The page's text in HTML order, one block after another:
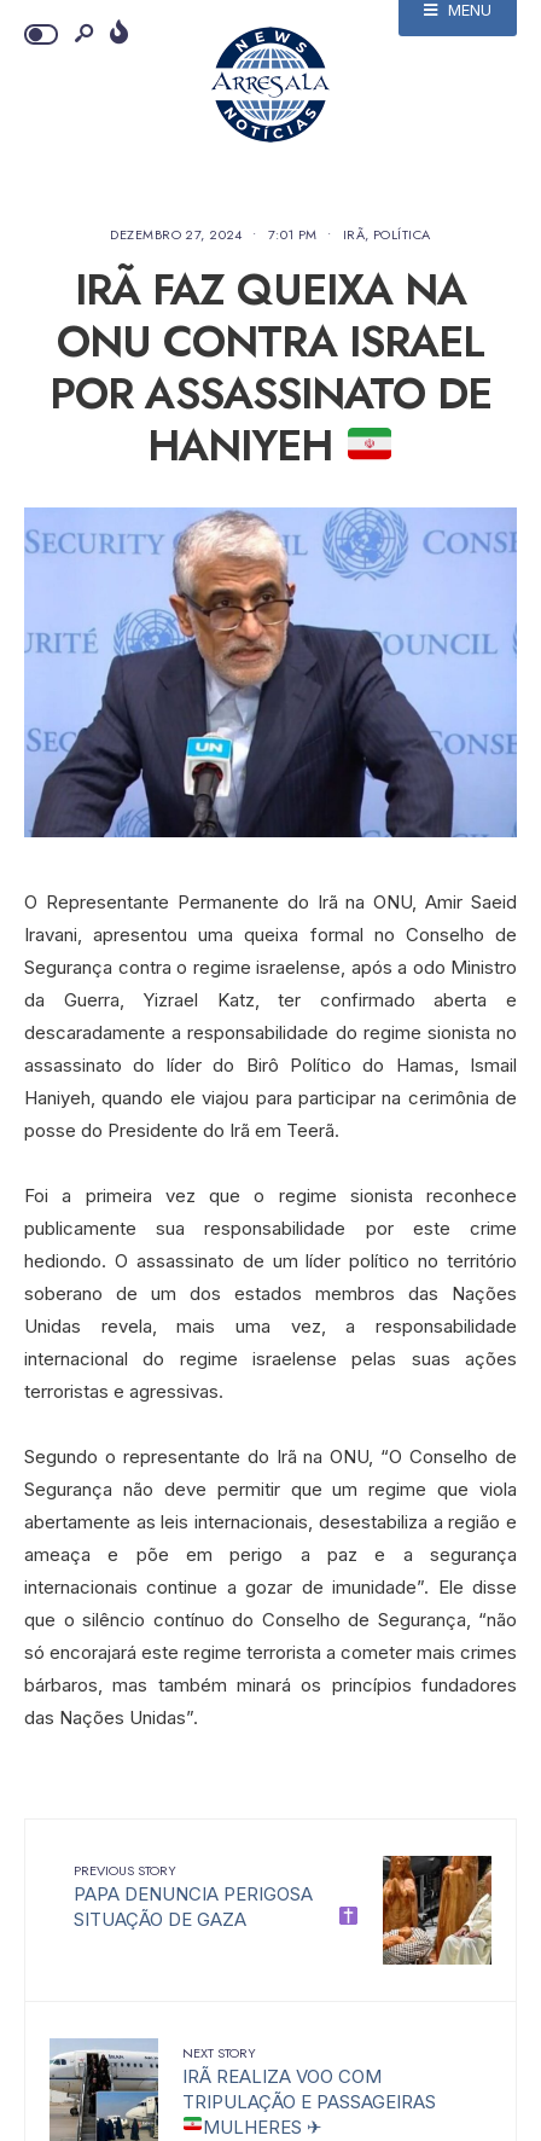
MENU
DEZEMBRO 27, 2024 • 7:01 PM • IRÃ, POLÍTICA
IRÃ FAZ QUEIXA NA
ONU CONTRA ISRAEL
POR ASSASSINATO DE
HANIYEH
O Representante Permanente do Irã na ONU, Amir Saeid
Iravani, apresentou uma queixa formal no Conselho de
Segurança contra o regime israelense, após a odo Ministro
da Guerra, Yizrael Katz, ter confirmado aberta e
descaradamente a responsabilidade do regime sionista no
assassinato do líder do Birô Político do Hamas, Ismail
Haniyeh, quando ele viajou para participar na cerimônia de
posse do Presidente do Irã em Teerã.
Foi a primeira vez que o regime sionista reconhece
publicamente sua responsabilidade por este crime
hediondo. O assassinato de um líder político no território
soberano de um dos estados membros das Nações
Unidas revela, mais uma vez, a responsabilidade
internacional do regime israelense pelas suas ações
terroristas e agressivas.
Segundo o representante do Irã na ONU, “O Conselho de
Segurança não deve permitir que um regime que viola
abertamente as leis internacionais, desestabiliza a região e
ameaça e põe em perigo a paz e a segurança
internacionais continue a gozar de imunidade”. Ele disse
que o silêncio contínuo do Conselho de Segurança, “não
só encorajará este regime terrorista a cometer mais crimes
bárbaros, mas também minará os princípios fundadores
das Nações Unidas”.
PREVIOUS STORY
PAPA DENUNCIA PERIGOSA
SITUAÇÃO DE GAZA
NEXT STORY
IRÃ REALIZA VOO COM
TRIPULAÇÃO E PASSAGEIRAS
MULHERES ✈